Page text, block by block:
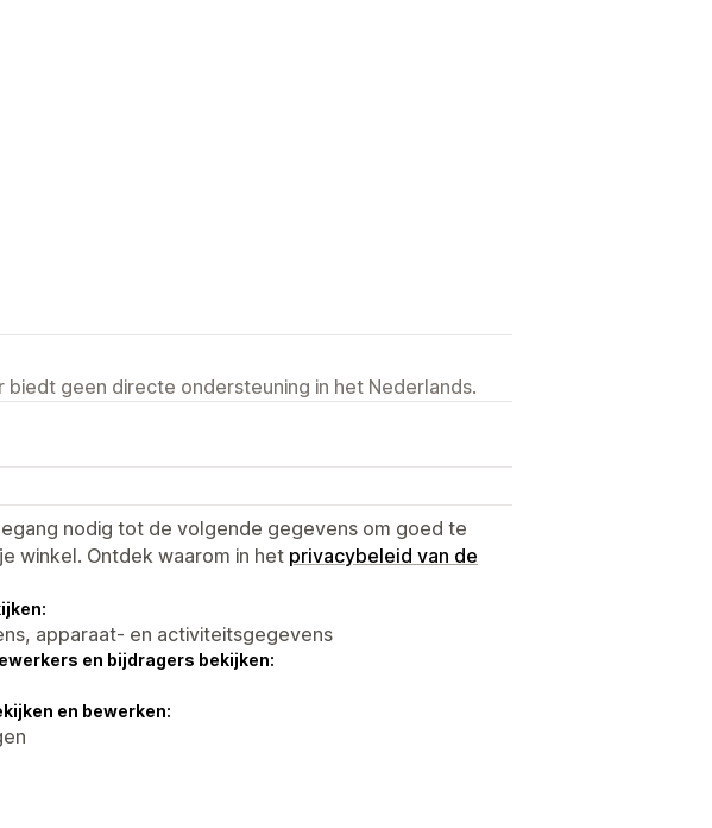
biedt geen directe ondersteuning in het Nederlands.
nodig tot de volgende gegevens om goed te
winkel. Ontdek waarom in het privacybeleid van de
apparaat- en activiteitsgegevens
en bijdragers bekijken:
en bewerken: